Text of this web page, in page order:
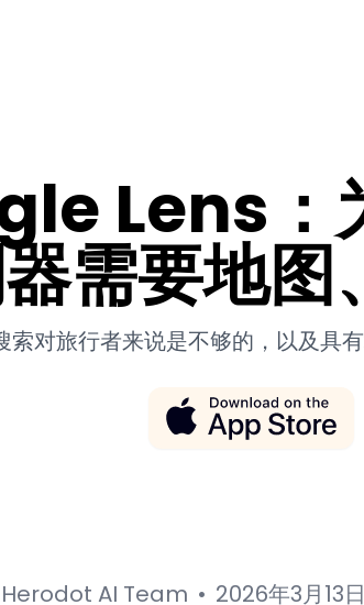
Lens：
需要地图
对旅行者来说是不够的，以及具
Herodot AI Team • 2026年3月13日